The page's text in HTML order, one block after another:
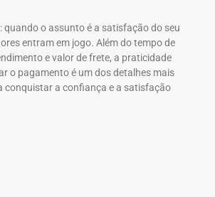
quando o assunto é a satisfação do seu
entram em jogo. Além do tempo de
e valor de frete, a praticidade
o pagamento é um dos detalhes mais
conquistar a confiança e a satisfação